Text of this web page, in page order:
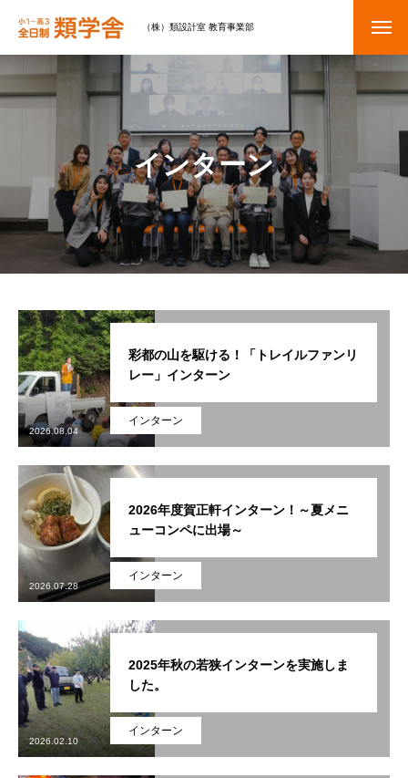
（株）類設計室 教育事業部
インターン
インターン
彩都の山を駆ける！「トレイルファンリ
レー」インターン
2026.08.04
インターン
2026年度賀正軒インターン！～夏メニ
ューコンペに出場～
2026.07.28
インターン
2025年秋の若狭インターンを実施しま
した。
2026.02.10